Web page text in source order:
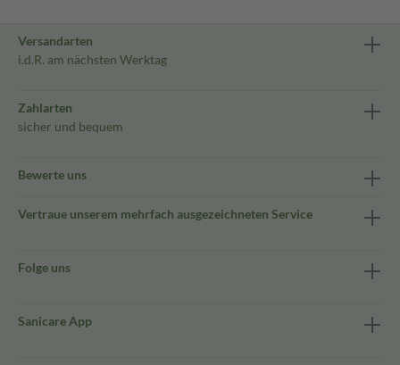
Versandarten
i.d.R. am nächsten Werktag
Zahlarten
sicher und bequem
Bewerte uns
Vertraue unserem mehrfach ausgezeichneten Service
Folge uns
Sanicare App